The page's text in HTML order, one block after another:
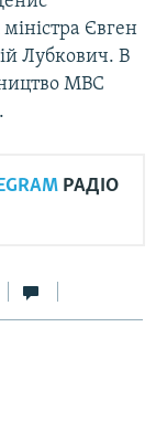
Євген
Лубкович. В
МВС
РАДІО